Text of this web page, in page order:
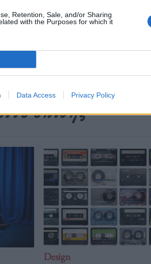
Retention, Sale, and/or Sharing
with the Purposes for which it
Data Access Privacy Policy
επίσης
Design